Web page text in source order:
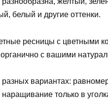
белый и другие оттенки.
ресницы с цветными
с вашими
вариантах:
только в